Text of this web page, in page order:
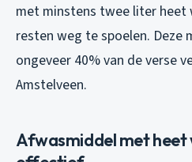
met minstens twee liter
resten weg te spoelen. Deze
ongeveer 40% van de verse
Amstelveen.
Afwasmiddel met heet